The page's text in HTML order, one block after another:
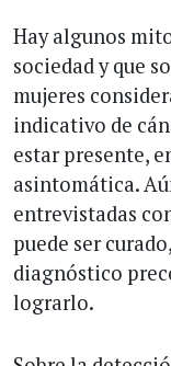
Hay algunos
sociedad y que
mujeres
indicativo de
estar presente,
asintomática.
entrevistadas
puede ser
diagnóstico
lograrlo.